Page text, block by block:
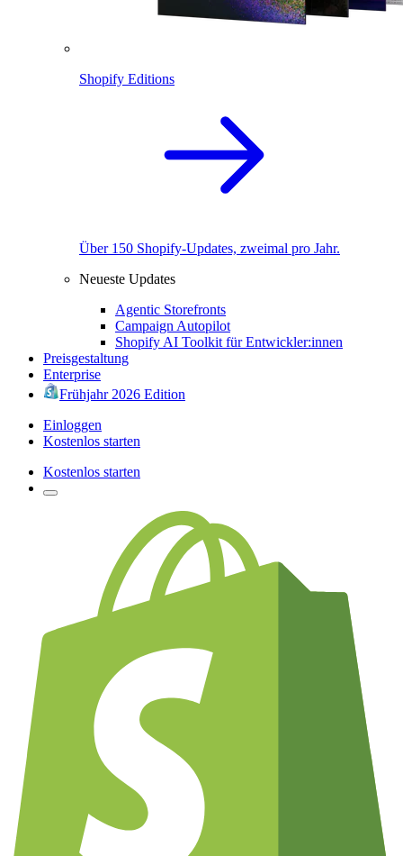
Shopify Editions
Über 150 Shopify-Updates, zweimal pro Jahr.
Neueste Updates
Agentic Storefronts
Campaign Autopilot
Shopify AI Toolkit für Entwickler:innen
Preisgestaltung
Enterprise
Frühjahr 2026 Edition
Einloggen
Kostenlos starten
Kostenlos starten